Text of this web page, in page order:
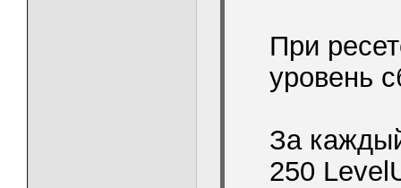
При
уровень
За
250